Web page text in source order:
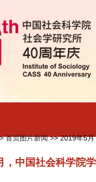
首页图片新闻>> 2019年5月
，中国社会科学院